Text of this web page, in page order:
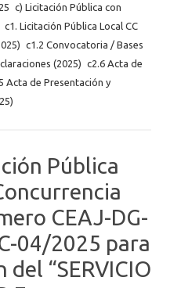
c) Licitación Pública con
c1. Licitación Pública Local CC
c1.2 Convocatoria / Bases
(2025) c2.6 Acta de
Acta de Presentación y
Pública
CEAJ-DG-
04/2025 para
“SERVICIO